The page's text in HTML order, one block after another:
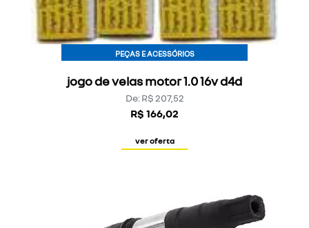
jogo de velas motor 1.0 16v d4d
PEÇAS E ACESSÓRIOS
De: R$ 207,52
R$ 166,02
ver oferta